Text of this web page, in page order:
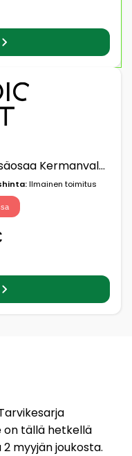
Smeg Smeg sekoitinsarja 4 lisäosaa Kermanvalkoinen
Ilmainen toimitus
on tällä hetkellä
myyjän joukosta.